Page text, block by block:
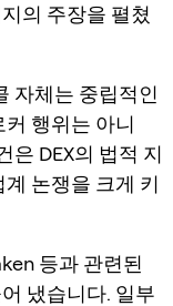
의 주장을 펼쳤
자체는 중립적인
행위는 아니
은 DEX의 법적 지
논쟁을 크게 키
등과 관련된
냈습니다. 일부